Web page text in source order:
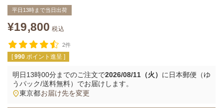
平日13時まで当日出荷
¥19,800 税込
2件
[ 990 ポイント進呈 ]
明日13時00分までのご注文で2026/08/11（火） に 日本郵便（ゆ
うパック/送料無料） でお届けします。
東京都お届け先を変更